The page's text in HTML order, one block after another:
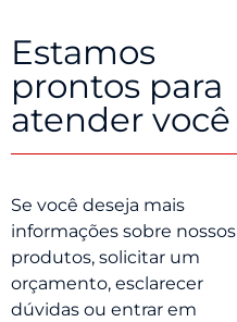
Estamos
prontos para
atender você
Se você deseja mais
informações sobre nossos
produtos, solicitar um
orçamento, esclarecer
dúvidas ou entrar em